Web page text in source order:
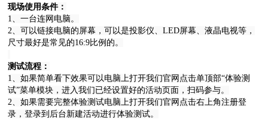
现场使用条件：
1、一台连网电脑。
2、可以链接电脑的屏幕，可以是投影仪、LED屏幕、液晶电视等，
尺寸最好是常见的16:9比例的。
测试流程：
1、如果简单看下效果可以电脑上打开我们官网点击单顶部“体验测
试”菜单模块，进入我们已经设置好的活动页面，扫码参与。
2、如果需要完整体验测试电脑上打开我们官网点击右上角注册登
录，登录到后台新建活动进行体验测试。